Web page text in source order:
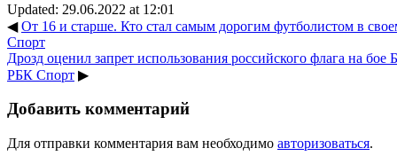
Updated: 29.06.2022 at 12:01
◀От 16 и старше. Кто стал самым дорогим футболистом в
Спорт
Дрозд оценил запрет использования российского флага на бое
РБК Спорт ▶
Добавить комментарий
Для отправки комментария вам необходимо авторизоваться.